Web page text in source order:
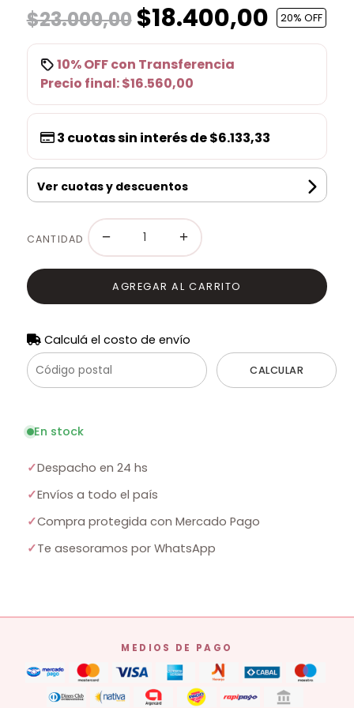
$23.000,00$18.400,00 20% OFF
10% OFFcon Transferencia
Precio final:$16.560,00
3 cuotas sin interés de$6.133,33
Ver cuotas y descuentos
CANTIDAD − +
AGREGAR AL CARRITO
Calculá el costo de envío
CALCULAR
En stock
✓Despacho en 24 hs
✓Envíos a todo el país
✓Compra protegida con Mercado Pago
✓Te asesoramos por WhatsApp
MEDIOS DE PAGO